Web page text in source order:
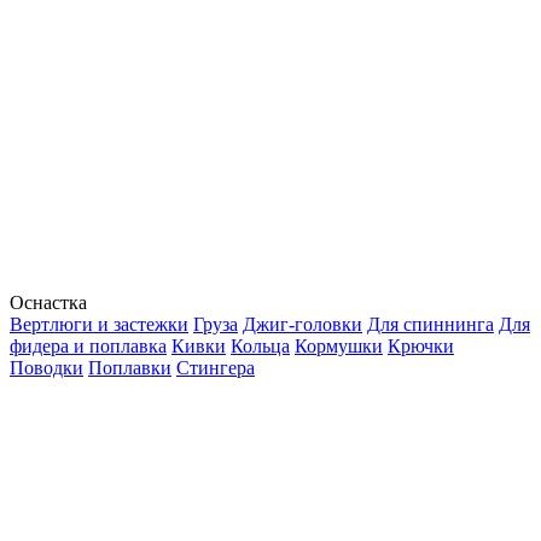
Оснастка
Вертлюги и застежки Груза Джиг-головки Для спиннинга Для
фидера и поплавка Кивки Кольца Кормушки Крючки
Поводки Поплавки Стингера